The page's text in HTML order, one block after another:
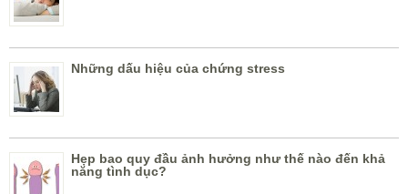
Những dấu hiệu của chứng stress
Hẹp bao quy đầu ảnh hưởng như thế nào đến khả
năng tình dục?